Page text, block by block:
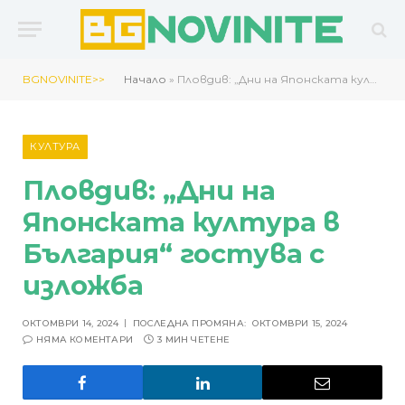
BGNOVINITE>> Начало » Пловдив: „Дни на Японската култура в България“ гостува с изложба
КУЛТУРА
Пловдив: „Дни на
Японската култура в
България“ гостува с
изложба
ОКТОМВРИ 14, 2024 ПОСЛЕДНА ПРОМЯНА: ОКТОМВРИ 15, 2024
НЯМА КОМЕНТАРИ
3 МИН ЧЕТЕНЕ